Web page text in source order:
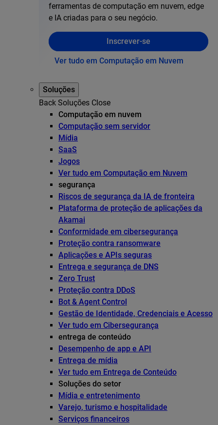
ferramentas de computação em nuvem, edge
e IA criadas para o seu negócio.
Inscrever-se
Ver tudo em Computação em Nuvem
Soluções
Back Soluções Close
Computação em nuvem
Computação sem servidor
Mídia
SaaS
Jogos
Ver tudo em Computação em Nuvem
segurança
Riscos de segurança da IA de fronteira
Plataforma de proteção de aplicações da
Akamai
Conformidade em cibersegurança
Proteção contra ransomware
Aplicações e APIs seguras
Entrega e segurança de DNS
Zero Trust
Proteção contra DDoS
Bot & Agent Control
Gestão de Identidade, Credenciais e Acesso
Ver tudo em Cibersegurança
entrega de conteúdo
Desempenho de app e API
Entrega de mídia
Ver tudo em Entrega de Conteúdo
Soluções do setor
Mídia e entretenimento
Varejo, turismo e hospitalidade
Serviços financeiros